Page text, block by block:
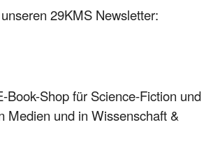
29KMS Newsletter:
Book-Shop für Science-Fiction und
Medien und in Wissenschaft &